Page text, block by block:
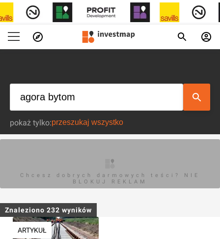
pokaż tylko:
Chcesz dobrych darmowych teści? NIE
BLOKUJ REKLAM
Znaleziono 232 wyników
ARTYKUŁ